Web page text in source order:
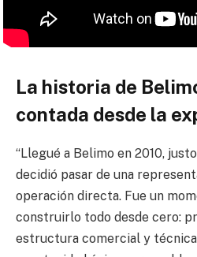
La historia de
contada desde la
“Llegué a Belimo en 2010,
decidió pasar de una
operación directa. Fue un
construirlo todo desde cero:
estructura comercial y